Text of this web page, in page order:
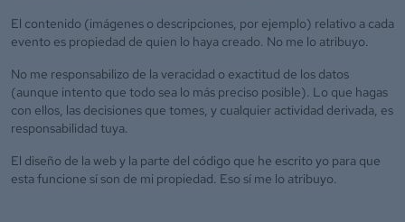
El contenido (imágenes o descripciones, por ejemplo) relativo a cada
evento es propiedad de quien lo haya creado. No me lo atribuyo.
No me responsabilizo de la veracidad o exactitud de los datos
(aunque intento que todo sea lo más preciso posible). Lo que hagas
con ellos, las decisiones que tomes, y cualquier actividad derivada, es
responsabilidad tuya.
El diseño de la web y la parte del código que he escrito yo para que
esta funcione sí son de mi propiedad. Eso sí me lo atribuyo.